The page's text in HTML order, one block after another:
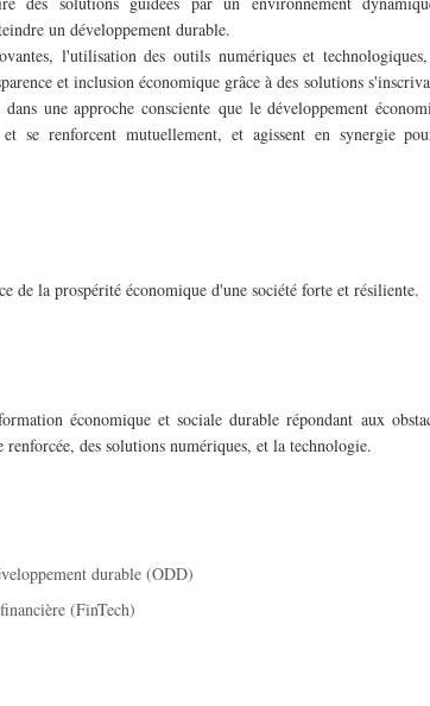
un développement durable.
l'utilisation des outils numériques et
et inclusion économique grâce à des solutions
une approche consciente que le développement
et se renforcent mutuellement, et agissent en synergie
de la prospérité économique d'une société forte et résiliente.
économique et sociale durable répondant aux
des solutions numériques, et la technologie.
durable (ODD)
(FinTech)